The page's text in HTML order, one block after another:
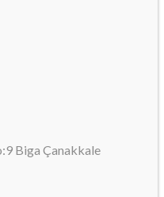
Biga Çanakkale